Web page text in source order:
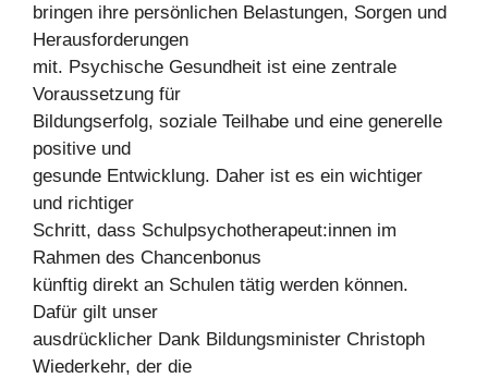
bringen ihre persönlichen Belastungen, Sorgen und
Herausforderungen
mit. Psychische Gesundheit ist eine zentrale
Voraussetzung für
Bildungserfolg, soziale Teilhabe und eine generelle
positive und
gesunde Entwicklung. Daher ist es ein wichtiger
und richtiger
Schritt, dass Schulpsychotherapeut:innen im
Rahmen des Chancenbonus
künftig direkt an Schulen tätig werden können.
Dafür gilt unser
ausdrücklicher Dank Bildungsminister Christoph
Wiederkehr, der die